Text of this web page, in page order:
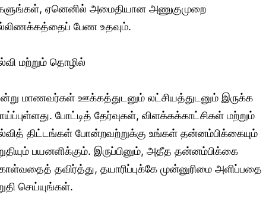
ஏனெனில் அமைதியான அணுகுமுறை
பேண உதவும்.
மற்றும் தொழில்
மாணவர்கள் ஊக்கத்துடனும் லட்சியத்துடனும் இருக்க
போட்டித் தேர்வுகள், விளக்கக்காட்சிகள் மற்றும்
திட்டங்கள் போன்றவற்றுக்கு உங்கள் தன்னம்பிக்கையும்
பயனளிக்கும். இருப்பினும், அதீத தன்னம்பிக்கை
தவிர்த்து, தயாரிப்புக்கே முன்னுரிமை அளிப்பதை
செய்யுங்கள்.